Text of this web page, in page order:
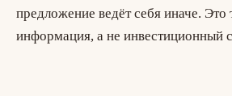
предложение ведёт себя иначе. Это
информация, а не инвестиционный